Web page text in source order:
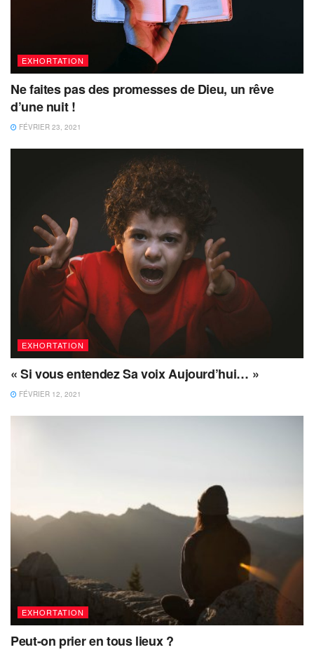
EXHORTATION
Ne faites pas des promesses de Dieu, un rêve
d’une nuit !
FÉVRIER 23, 2021
EXHORTATION
« Si vous entendez Sa voix Aujourd’hui… »
FÉVRIER 12, 2021
EXHORTATION
Peut-on prier en tous lieux ?